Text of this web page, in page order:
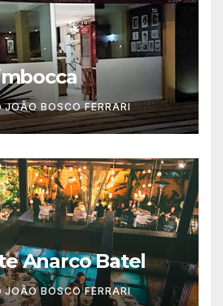
JOÃO BOSCO FERRARI
Anarco Batel
JOÃO BOSCO FERRARI